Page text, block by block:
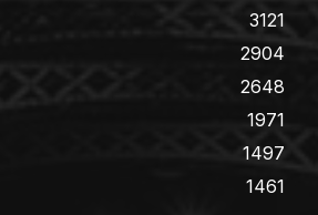
3121
2904
2648
1971
1497
1461